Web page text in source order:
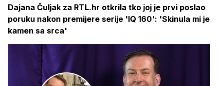
Dajana Čuljak za RTL.hr otkrila tko joj je prvi poslao
poruku nakon premijere serije 'IQ 160': 'Skinula mi je
kamen sa srca'